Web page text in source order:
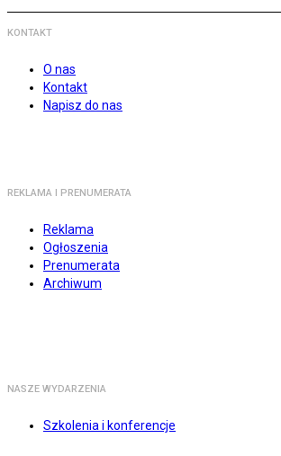
KONTAKT
O nas
Kontakt
Napisz do nas
REKLAMA I PRENUMERATA
Reklama
Ogłoszenia
Prenumerata
Archiwum
NASZE WYDARZENIA
Szkolenia i konferencje